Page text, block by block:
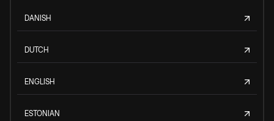
DANISH
DUTCH
ENGLISH
ESTONIAN